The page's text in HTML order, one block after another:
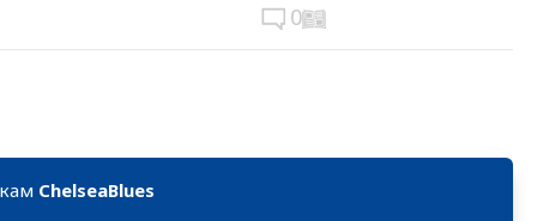
0
ChelseaBlues